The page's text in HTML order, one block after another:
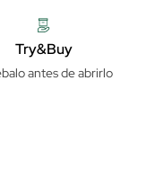
Try&Buy
antes de abrirlo